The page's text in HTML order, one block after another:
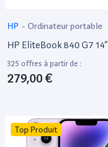
HP - Ordinateur portable
HP EliteBook 840 G7 14”
325 offres à partir de :
279,00 €
Top Produit